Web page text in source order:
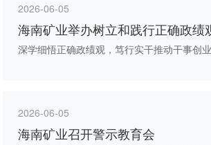
2026-06-05
海南矿业举办树立和践行正确政绩
题辅导会
深学细悟正确政绩观，笃行实干推动干事创业
2026-06-05
海南矿业召开警示教育会